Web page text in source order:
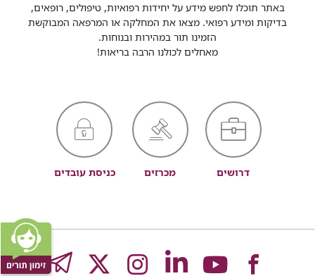
באתר תוכלו לחפש מידע על יחידות רפואיות, טיפולים, רופאים,
בדיקות ומידע רפואי. מצאו את המחלקה או המרפאה המבוקשת
הזמינו תור במהירות ובנוחות.
מאחלים לכולנו הרבה בריאות!
דרושים מכרזים כניסת עובדים